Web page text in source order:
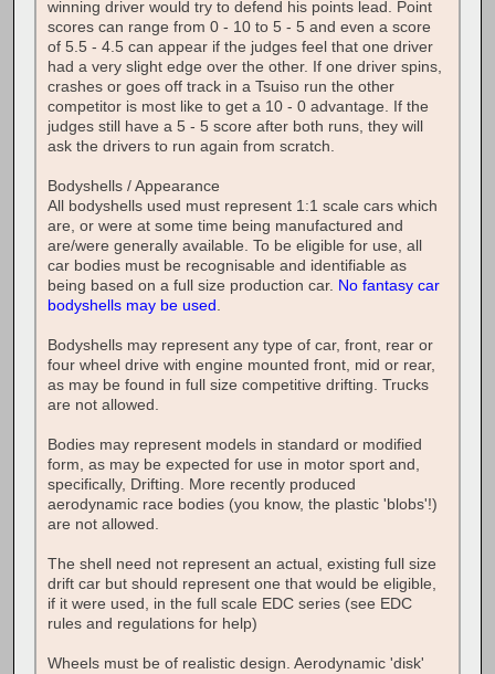
winning driver would try to defend his points lead. Point
scores can range from 0 - 10 to 5 - 5 and even a score
of 5.5 - 4.5 can appear if the judges feel that one driver
had a very slight edge over the other. If one driver spins,
crashes or goes off track in a Tsuiso run the other
competitor is most like to get a 10 - 0 advantage. If the
judges still have a 5 - 5 score after both runs, they will
ask the drivers to run again from scratch.
Bodyshells / Appearance
All bodyshells used must represent 1:1 scale cars which
are, or were at some time being manufactured and
are/were generally available. To be eligible for use, all
car bodies must be recognisable and identifiable as
being based on a full size production car. No fantasy car
bodyshells may be used .
Bodyshells may represent any type of car, front, rear or
four wheel drive with engine mounted front, mid or rear,
as may be found in full size competitive drifting. Trucks
are not allowed.
Bodies may represent models in standard or modified
form, as may be expected for use in motor sport and,
specifically, Drifting. More recently produced
aerodynamic race bodies (you know, the plastic 'blobs'!)
are not allowed.
The shell need not represent an actual, existing full size
drift car but should represent one that would be eligible,
if it were used, in the full scale EDC series (see EDC
rules and regulations for help)
Wheels must be of realistic design. Aerodynamic 'disk'